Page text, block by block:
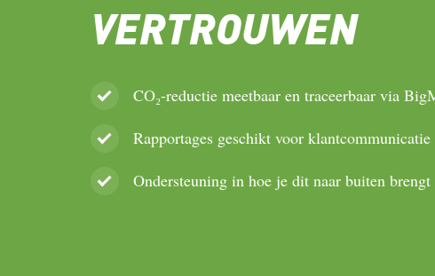
VERTROUWEN
CO₂-reductie meetbaar en traceerbaar via
Rapportages geschikt voor klantcommunicatie
Ondersteuning in hoe je dit naar buiten brengt